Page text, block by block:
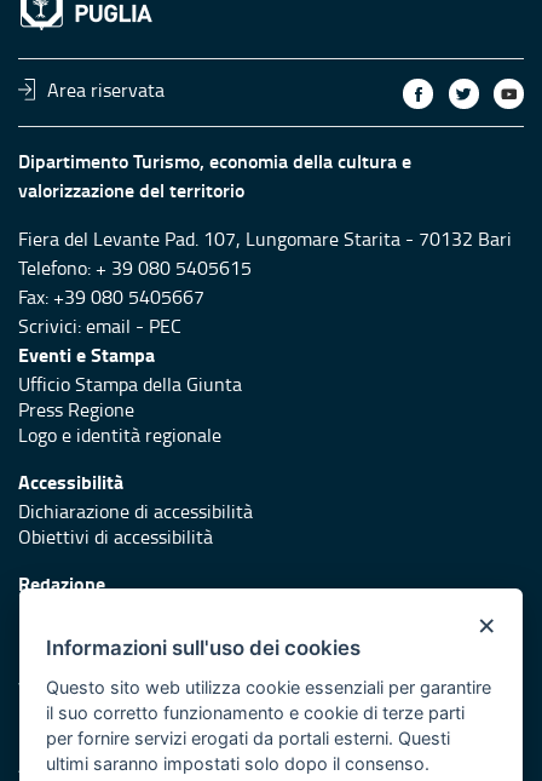
Area riservata
Dipartimento Turismo, economia della cultura e
valorizzazione del territorio
Fiera del Levante Pad. 107, Lungomare Starita - 70132 Bari
Telefono: + 39 080 5405615
Fax: +39 080 5405667
Scrivici:email - PEC
Eventi e Stampa
Ufficio Stampa della Giunta
Press Regione
Logo e identità regionale
Accessibilità
Dichiarazione di accessibilità
Obiettivi di accessibilità
Redazione
Protezione civile
Vai al sito di Protezione Civile Puglia
Iniziativa finanziata con risorse del POR Puglia 2014/2020 -
Asse XI
×
Informazioni sull'uso dei cookies
Questo sito web utilizza cookie essenziali per garantire
il suo corretto funzionamento e cookie di terze parti
per fornire servizi erogati da portali esterni. Questi
ultimi saranno impostati solo dopo il consenso.